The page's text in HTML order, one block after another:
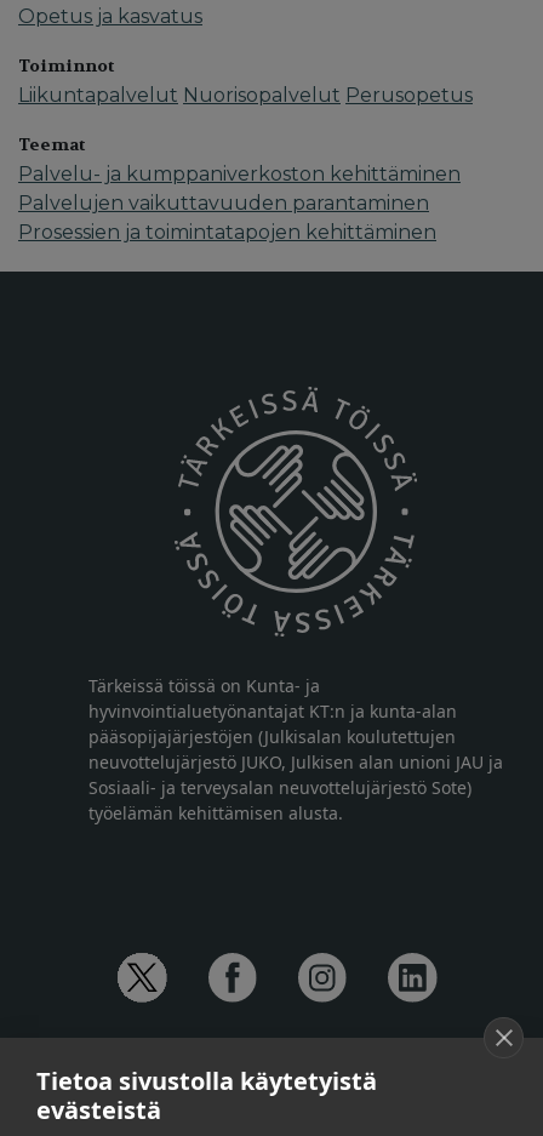
Opetus ja kasvatus
Toiminnot
Liikuntapalvelut Nuorisopalvelut Perusopetus
Teemat
Palvelu- ja kumppaniverkoston kehittäminen
Palvelujen vaikuttavuuden parantaminen
Prosessien ja toimintatapojen kehittäminen
Tärkeissä töissä on Kunta- ja
hyvinvointialuetyönantajat KT:n ja kunta-alan
pääsopijajärjestöjen (Julkisalan koulutettujen
neuvottelujärjestö JUKO, Julkisen alan unioni JAU ja
Sosiaali- ja terveysalan neuvottelujärjestö Sote)
työelämän kehittämisen alusta.
Anna-Mari Jaanu, kehittämispäällikkö,
puh. +358 50 572 4620
Tietoa sivustolla käytetyistä
evästeistä